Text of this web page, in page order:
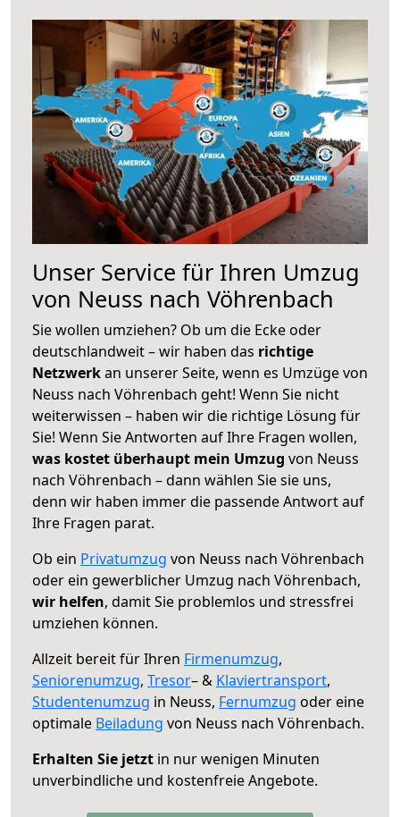
Unser Service für Ihren Umzug
von Neuss nach Vöhrenbach
Sie wollen umziehen? Ob um die Ecke oder
deutschlandweit – wir haben das richtige
Netzwerkan unserer Seite, wenn es Umzüge von
Neuss nach Vöhrenbach geht! Wenn Sie nicht
weiterwissen – haben wir die richtige Lösung für
Sie! Wenn Sie Antworten auf Ihre Fragen wollen,
was kostet überhaupt mein Umzug von Neuss
nach Vöhrenbach – dann wählen Sie sie uns,
denn wir haben immer die passende Antwort auf
Ihre Fragen parat.
Ob ein Privatumzug von Neuss nach Vöhrenbach
oder ein gewerblicher Umzug nach Vöhrenbach,
wir helfen, damit Sie problemlos und stressfrei
umziehen können.
Allzeit bereit für Ihren Firmenumzug,
Seniorenumzug, Tresor– & Klaviertransport,
Studentenumzug in Neuss, Fernumzug oder eine
optimale Beiladung von Neuss nach Vöhrenbach.
Erhalten Sie jetzt in nur wenigen Minuten
unverbindliche und kostenfreie Angebote.